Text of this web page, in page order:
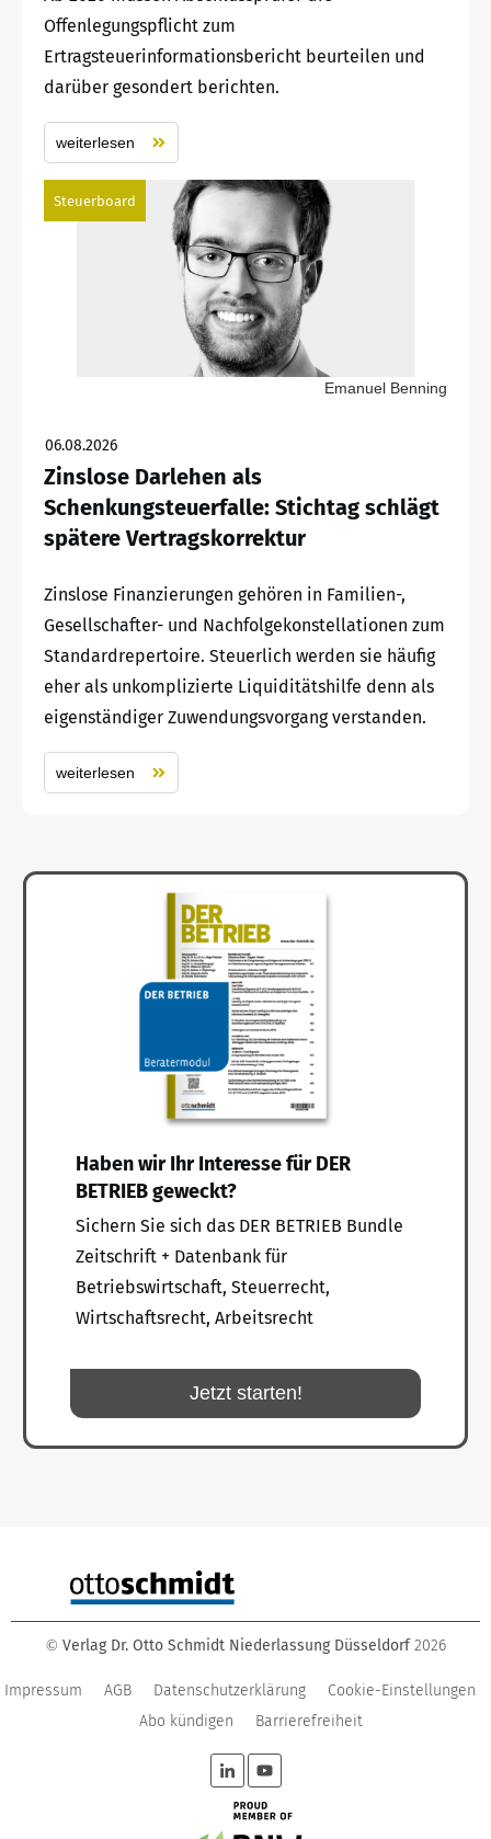
Offenlegungspflicht zum
Ertragsteuerinformationsbericht beurteilen und
darüber gesondert berichten.
weiterlesen
Steuerboard
Emanuel Benning
06.08.2026
Zinslose Darlehen als
Schenkungsteuerfalle: Stichtag schlägt
spätere Vertragskorrektur
Zinslose Finanzierungen gehören in Familien-,
Gesellschafter- und Nachfolgekonstellationen zum
Standardrepertoire. Steuerlich werden sie häufig
eher als unkomplizierte Liquiditätshilfe denn als
eigenständiger Zuwendungsvorgang verstanden.
weiterlesen
Haben wir Ihr Interesse für DER
BETRIEB geweckt?
Sichern Sie sich das DER BETRIEB Bundle
Zeitschrift + Datenbank für
Betriebswirtschaft, Steuerrecht,
Wirtschaftsrecht, Arbeitsrecht
Jetzt starten!
© Verlag Dr. Otto Schmidt Niederlassung Düsseldorf 2026
Impressum AGB Datenschutzerklärung
Cookie-Einstellungen
Abo kündigen
Barrierefreiheit